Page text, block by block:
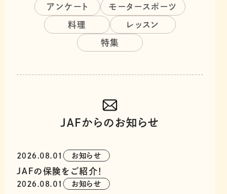
アンケート モータースポーツ
料理 レッスン
特集
JAFからのお知らせ
2026.08.01 お知らせ
JAFの保険をご紹介！
2026.08.01 お知らせ